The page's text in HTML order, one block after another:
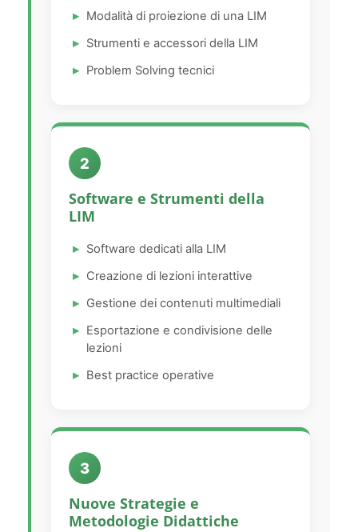
Modalità di proiezione di una LIM
Strumenti e accessori della LIM
Problem Solving tecnici
2
Software e Strumenti della
LIM
Software dedicati alla LIM
Creazione di lezioni interattive
Gestione dei contenuti multimediali
Esportazione e condivisione delle
lezioni
Best practice operative
3
Nuove Strategie e
Metodologie Didattiche